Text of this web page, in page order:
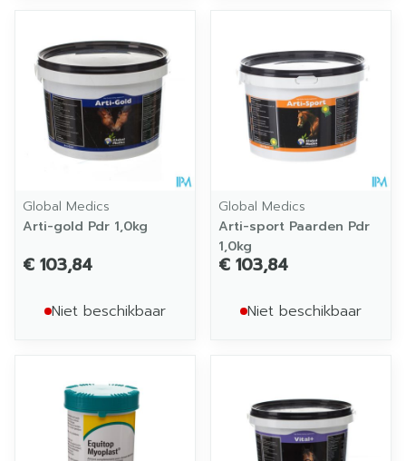
Global Medics
Arti-gold Pdr 1,0kg
€ 103,84
Niet beschikbaar
Global Medics
Arti-sport Paarden Pdr
1,0kg
€ 103,84
Niet beschikbaar